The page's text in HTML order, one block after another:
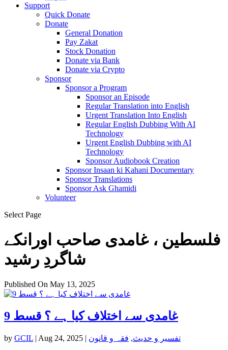
Support
Quick Donate
Donate
General Donation
Pay Zakat
Stock Donation
Donate via Bank
Donate via Crypto
Sponsor
Sponsor a Program
Sponsor an Episode
Regular Translation into English
Urgent Translation Into English
Regular English Dubbing With AI
Technology
Urgent English Dubbing with AI
Technology
Sponsor Audiobook Creation
Sponsor Insaan ki Kahani Documentary
Sponsor Translations
Sponsor Ask Ghamidi
Volunteer
Select Page
فلسطین ، غامدی صاحب اورانکے
شاگردِ رشید
Published On May 13, 2025
غامدی سے اختلاف کیا ہے ؟ قسط 9
by GCIL | Aug 24, 2025 | تفسیر و حدیث, فقہ و قانون